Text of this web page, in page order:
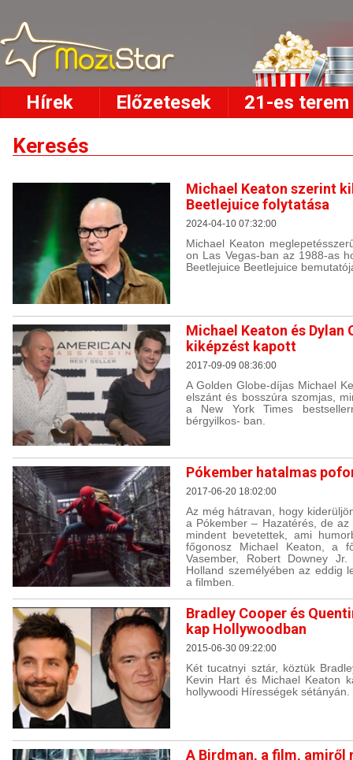
Hírek Előzetesek 21-es terem
Keresés
Michael Keaton szerint
Beetlejuice folytatása
2024-04-10 07:32:00
Michael Keaton
on Las Vegas-ban az 1988-as
Beetlejuice Beetlejuice
Michael Keaton és Dylan
kiképzést kapott
2017-09-09 08:36:00
A Golden Globe-díjas Michael
elszánt és bosszúra szomjas,
a New York Times
bérgyilkos- ban.
Pókember hatalmas
2017-06-20 18:02:00
Az még hátravan, hogy
a Pókember – Hazatérés, de
mindent bevetettek, ami
főgonosz Michael Keaton, a
Vasember, Robert Downey
Holland személyében az eddig
a filmben.
Bradley Cooper és
kap Hollywoodban
2015-06-30 09:22:00
Két tucatnyi sztár, köztük
Kevin Hart és Michael Keaton
hollywoodi Hírességek sétányán.
A Birdman, a film, amiről